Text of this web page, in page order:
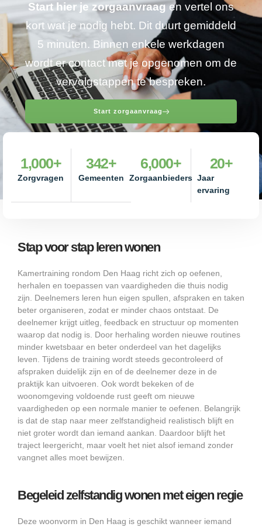
Start hier je zorgaanvraagen vertel ons
kort wat je nodig hebt. Dit duurt gemiddeld
5 minuten. Binnen enkele werkdagen
wordt er contact met je opgenomen om de
vervolgstappen te bespreken.
Start zorgaanvraag
Zorgvragen
1,000+
Gemeenten
342+
Zorgaanbieders
6,000+
Jaar
ervaring
20+
Stap voor stap leren wonen
Kamertraining rondom Den Haag richt zich op oefenen,
herhalen en toepassen van vaardigheden die thuis nodig
zijn. Deelnemers leren hun eigen spullen, afspraken en taken
beter organiseren, zodat er minder chaos ontstaat. De
deelnemer krijgt uitleg, feedback en structuur op momenten
waarop dat nodig is. Door herhaling worden nieuwe routines
minder kwetsbaar en beter onderdeel van het dagelijks
leven. Tijdens de training wordt steeds gecontroleerd of
afspraken duidelijk zijn en of de deelnemer deze in de
praktijk kan uitvoeren. Ook wordt bekeken of de
woonomgeving voldoende rust geeft om nieuwe
vaardigheden op een normale manier te oefenen. Belangrijk
is dat de stap naar meer zelfstandigheid realistisch blijft en
niet groter wordt dan iemand aankan. Daardoor blijft het
traject leergericht, maar voelt het niet alsof iemand zonder
vangnet alles moet bewijzen.
Begeleid zelfstandig wonen met eigen regie
Deze woonvorm in Den Haag is geschikt wanneer iemand